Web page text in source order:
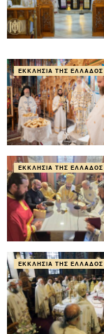
ΕΚΚΛΗΣΊΑ ΤΗΣ ΕΛΛΆΔΟΣ
ΕΚΚΛΗΣΊΑ ΤΗΣ ΕΛΛΆΔΟΣ
ΕΚΚΛΗΣΊΑ ΤΗΣ ΕΛΛΆΔΟΣ